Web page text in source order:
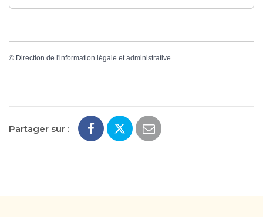
© Direction de l'information légale et administrative
Partager sur :